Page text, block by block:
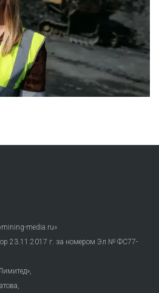
media.ru»
23.11.2017 г. за номером Эл № ФС77-